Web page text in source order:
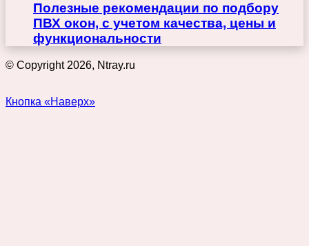
Полезные рекомендации по подбору
ПВХ окон, с учетом качества, цены и
функциональности
© Copyright 2026, Ntray.ru
Кнопка «Наверх»